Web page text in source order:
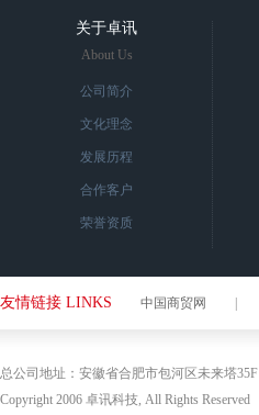
关于卓讯
About Us
公司简介
文化理念
发展历程
合作客户
荣誉资质
友情链接 LINKS 中国商贸网
总公司地址：安徽省合肥市包河区未来塔35F
Copyright 2006 卓讯科技, All Rights Reserved